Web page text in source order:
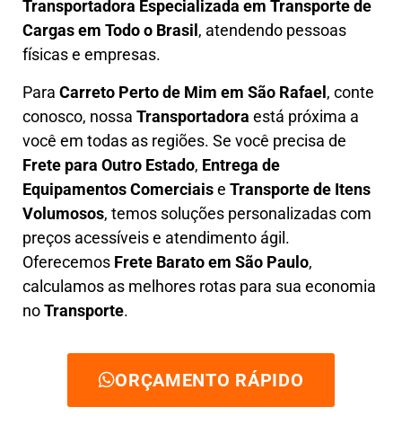
Transportadora Especializada em Transporte de
Cargas em Todo o Brasil , atendendo pessoas
físicas e empresas.
Para Carreto Perto de Mim em São Rafael, conte
conosco, nossa Transportadora está próxima a
você em todas as regiões. Se você precisa de
Frete para Outro Estado, Entrega de
Equipamentos Comerciaise Transporte de Itens
Volumosos, temos soluções personalizadas com
preços acessíveis e atendimento ágil.
Oferecemos Frete Baratoem São Paulo,
calculamos as melhores rotas para sua economia
noTransporte.
ORÇAMENTO RÁPIDO